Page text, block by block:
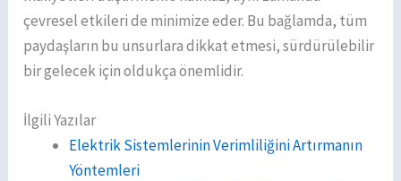
çevresel etkileri de minimize eder. Bu bağlamda, tüm
paydaşların bu unsurlara dikkat etmesi, sürdürülebilir
bir gelecek için oldukça önemlidir.
İlgili Yazılar
Elektrik Sistemlerinin Verimliliğini Artırmanın
Yöntemleri